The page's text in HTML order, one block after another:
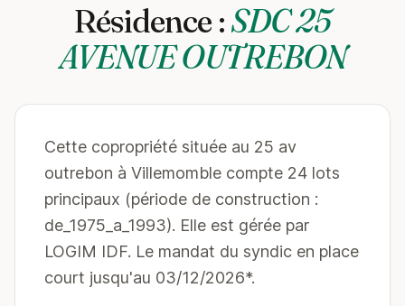
Résidence :SDC 25
AVENUE OUTREBON
Cette copropriété située au 25 av
outrebon à Villemomble compte 24 lots
principaux (période de construction :
de_1975_a_1993). Elle est gérée par
LOGIM IDF. Le mandat du syndic en place
court jusqu'au 03/12/2026*.